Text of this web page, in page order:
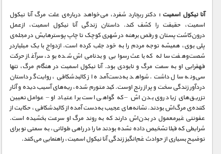
آنا نیکول اسمیت : دکتر ریچارد شفرد، می‌خواهد درباره‌ی علت مرگ آنا نیکول
اسمیت، حقیقت را کشف کند. داستان زندگی آنا نیکول اسمیت، ازعمل
درون‌کاشت پستان و رقص برهنه در شهری کوچک تا چاپ پوستر‌هایش در مجله‌ی
پلی بوی، همیشه توجه مردم را به خود جلب کرده است. ازدواج با یک میلیاردر
شصت‌و‌هفت ساله که باعث رسوایی و بدنامی‌اش شده بود، سرآغاز حرکت
قهقرایی او به سمت مرگ و نابودی بود. آنا نیکول اسمیت در هنگام مرگ، تنها
سی‌و‌نه سال داشت. شواهد به‌دست‌آمده از کالبدشکافی، روایت‌گر داستان
دردآور زندگی سخت و پر از رنج اوست. کبد متورم شده، ریه‌های آسیب دیده و آثار
تزریق‌های زیاد روی بدن‌اش – که گواهی است بر اعتیاد او – عوامل تعیین
کننده‌ی مرگ‌اش بودند. نشانه‌های عجیب به‌دست آمده از کالبدشکافی، حکایت از
عفونتی غیرمعمول در بدن‌اش دارند که به روند مرگ او سرعت بخشیده است.
شرایطی که قبلا تشخیص داده نشده بودند ما را در راهی طولانی، به سمتی نو برای
توضیح بسیاری از حوادث غم‌انگیز زندگی آنا نیکول اسمیت، راهنمایی می‌کنند.